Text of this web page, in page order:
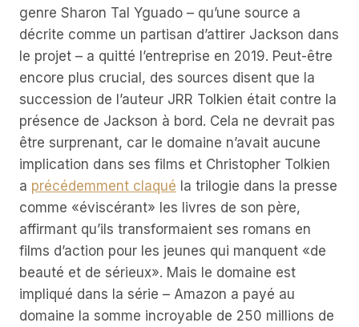
genre Sharon Tal Yguado – qu’une source a
décrite comme un partisan d’attirer Jackson dans
le projet – a quitté l’entreprise en 2019. Peut-être
encore plus crucial, des sources disent que la
succession de l’auteur JRR Tolkien était contre la
présence de Jackson à bord. Cela ne devrait pas
être surprenant, car le domaine n’avait aucune
implication dans ses films et Christopher Tolkien
a précédemment claqué la trilogie dans la presse
comme «éviscérant» les livres de son père,
affirmant qu’ils transformaient ses romans en
films d’action pour les jeunes qui manquent «de
beauté et de sérieux». Mais le domaine est
impliqué dans la série – Amazon a payé au
domaine la somme incroyable de 250 millions de